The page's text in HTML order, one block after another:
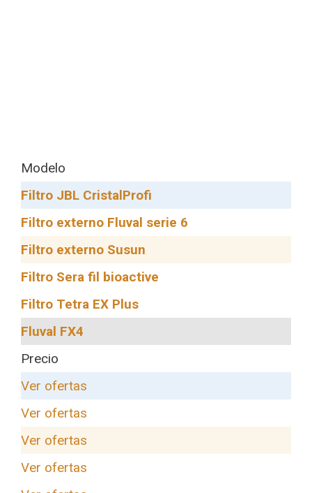
Modelo
Filtro JBL CristalProfi
Filtro externo Fluval serie 6
Filtro externo Susun
Filtro Sera fil bioactive
Filtro Tetra EX Plus
Fluval FX4
Precio
Ver ofertas
Ver ofertas
Ver ofertas
Ver ofertas